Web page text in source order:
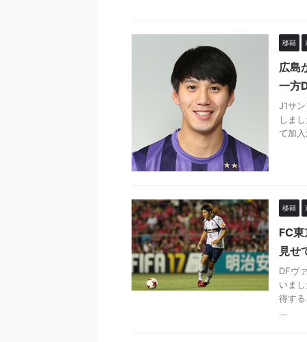
移籍
広島
一方
J1サ
しま
て加
移籍
FC
見せ
DFヴ
いま
得す
...